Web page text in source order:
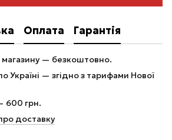
Оплата Гарантія
магазину — безкоштовно.
Україні — згідно з тарифами Нової
600 грн.
доставку